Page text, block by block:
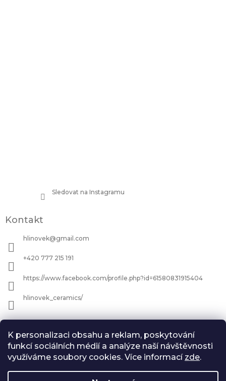
K personalizaci obsahu a reklam, poskytování
funkcí sociálních médií a analýze naší návštěvnosti
využíváme soubory cookies. Více informací zde.
Sledovat na Instagramu
Kontakt
hlinovek@gmail.com
+420 777 215 191
https://www.facebook.com/profile.php?id=61580831915404
hlinovek_ceramics/
Informace pro vás
Jak nakupovat
Všeobecné Obchodní podmínky